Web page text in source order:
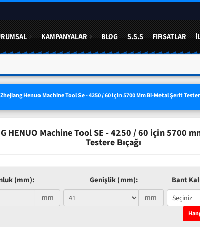
KAMPANYALAR BLOG S.S.S FIRSATLAR
Zhejiang Henuo Machine Tool Se - 4250 / 60 Için 5700 Mm Bi-Metal Şerit
HENUO Machine Tool SE - 4250 / 60 için 5700
Testere Bıçağı
(mm):
mm
Genişlik (mm):
mm
Bant
YÜZDE 50 YE VARAN 3 LÜ SETLERDE